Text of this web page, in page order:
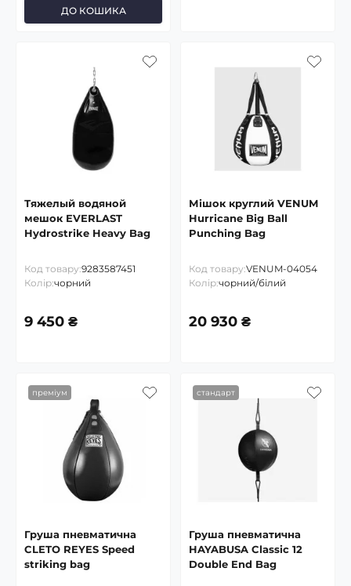
ДО КОШИКА
Тяжелый водяной
мешок EVERLAST
Hydrostrike Heavy Bag
Код товару:9283587451
Колір:чорний
9 450 ₴
Мішок круглий VENUM
Hurricane Big Ball
Punching Bag
Код товару:VENUM-04054
Колір:чорний/білий
20 930 ₴
преміум
Груша пневматична
CLETO REYES Speed
striking bag
стандарт
Груша пневматична
HAYABUSA Classic 12
Double End Bag